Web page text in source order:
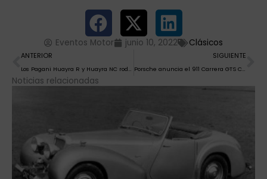
Eventos Motor junio 10, 2022 Clásicos
Ant
ANTERIOR
Los Pagani Huayra R y Huayra NC rodarán en exclusiva en Monza
SIGUIENTE
Porsche anuncia el 911 Carrera GTS Cabriolet América
Noticias relacionadas